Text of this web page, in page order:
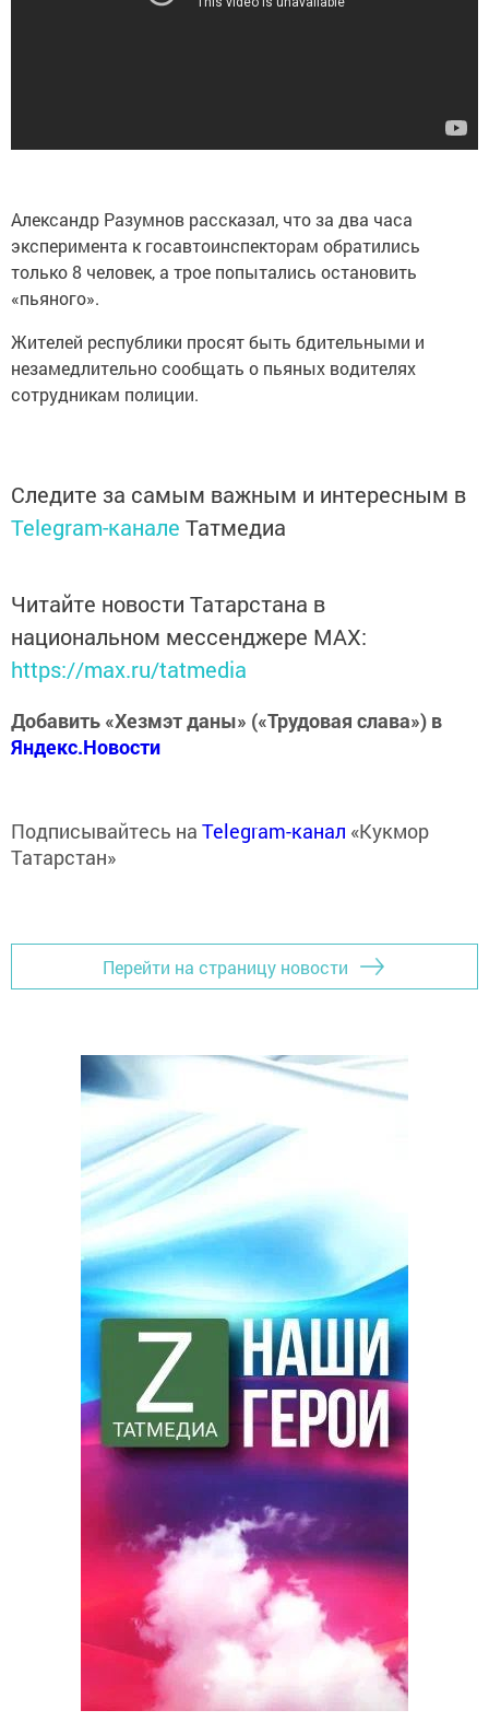
Александр Разумнов рассказал, что за два часа
эксперимента к госавтоинспекторам обратились
только 8 человек, а трое попытались остановить
«пьяного».
Жителей республики просят быть бдительными и
незамедлительно сообщать о пьяных водителях
сотрудникам полиции.
Следите за самым важным и интересным в
Telegram-канале Татмедиа
Читайте новости Татарстана в
национальном мессенджере MАХ:
https://max.ru/tatmedia
Добавить «Хезмэт даны» («Трудовая слава») в
Яндекс.Новости
Подписывайтесь на Telegram-канал «Кукмор
Татарстан»
Перейти на страницу новости